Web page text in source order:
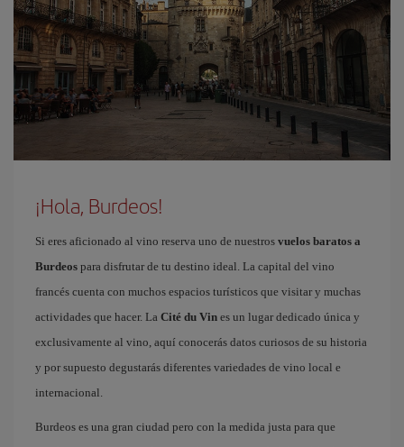
¡Hola, Burdeos!
Si eres aficionado al vino reserva uno de nuestros vuelos baratos a
Burdeos para disfrutar de tu destino ideal. La capital del vino
francés cuenta con muchos espacios turísticos que visitar y muchas
actividades que hacer. La Cité du Vin es un lugar dedicado única y
exclusivamente al vino, aquí conocerás datos curiosos de su historia
y por supuesto degustarás diferentes variedades de vino local e
internacional.
Burdeos es una gran ciudad pero con la medida justa para que